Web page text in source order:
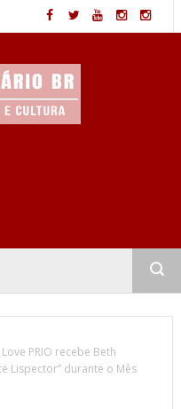
PRIO recebe Beth
Lispector” durante o Mês